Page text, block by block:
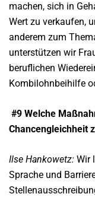
machen, sich in
Wert zu verkaufen,
anderem zum
unterstützen wir
beruflichen
Kombilohnbeihilfe
#9 Welche
Chancengleichheit
Ilse Hankowetz: Wir
Sprache und